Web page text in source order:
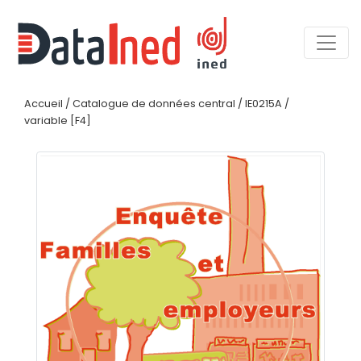
Accueil / Catalogue de données central / IE0215A /
variable [F4]